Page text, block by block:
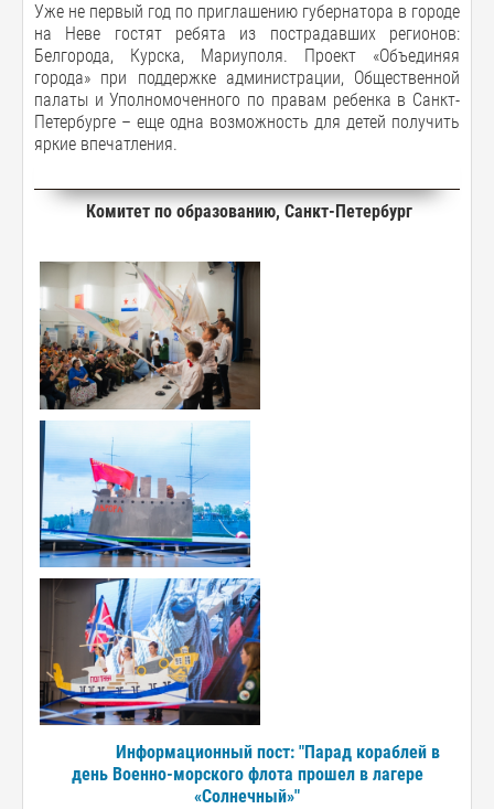
Уже не первый год по приглашению губернатора в городе
на Неве гостят ребята из пострадавших регионов:
Белгорода, Курска, Мариуполя. Проект «Объединяя
города» при поддержке администрации, Общественной
палаты и Уполномоченного по правам ребенка в Санкт-
Петербурге – еще одна возможность для детей получить
яркие впечатления.
Комитет по образованию, Санкт-Петербург
Информационный пост: "Парад кораблей в
день Военно-морского флота прошел в лагере
«Солнечный»"